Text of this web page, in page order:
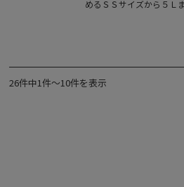
めるＳＳサイズから５Ｌ
26件中1件～10件を表示